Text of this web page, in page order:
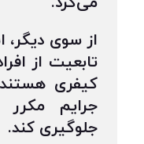
از سوی دیگر،
تابعیت از
کیفری
جرایم مکرر
جلوگیری کند.